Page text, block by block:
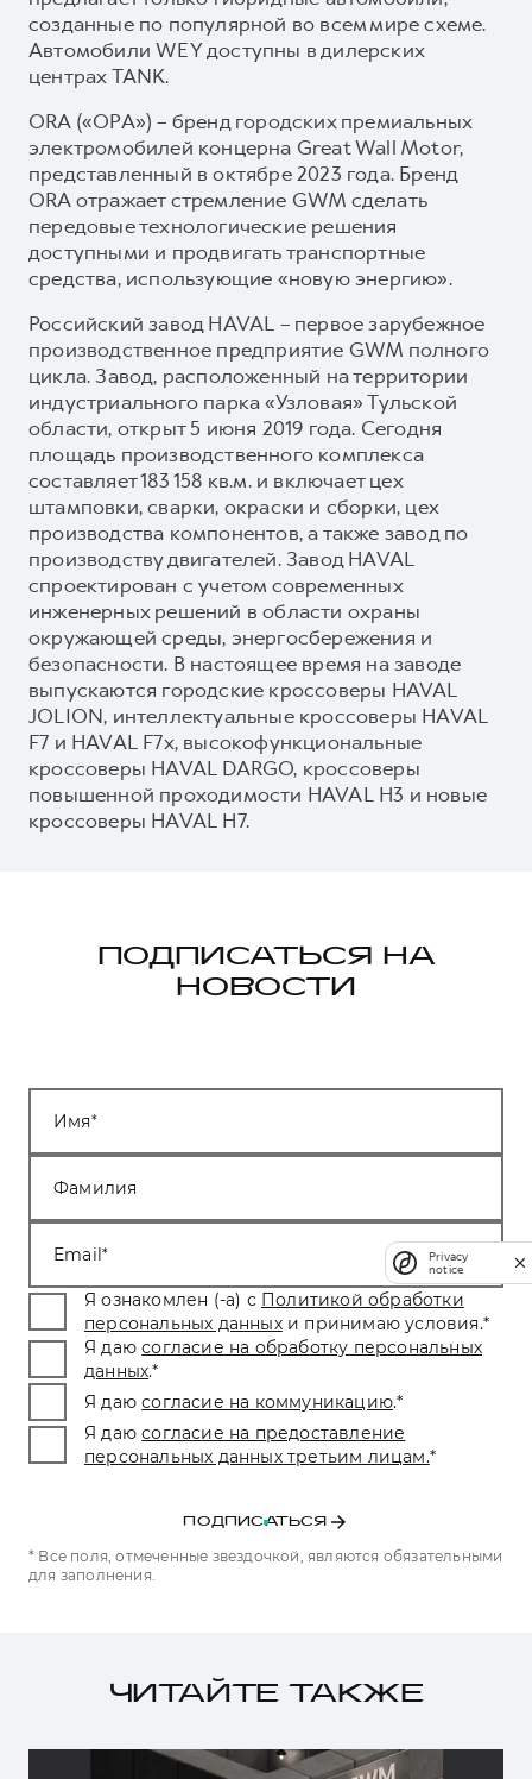
созданные по популярной во всем мире схеме.
Автомобили WEY доступны в дилерских
центрах TANK.
ORA («ОРА») – бренд городских премиальных
электромобилей концерна Great Wall Motor,
представленный в октябре 2023 года. Бренд
ORA отражает стремление GWM сделать
передовые технологические решения
доступными и продвигать транспортные
средства, использующие «новую энергию».
Российский завод HAVAL – первое зарубежное
производственное предприятие GWM полного
цикла. Завод, расположенный на территории
индустриального парка «Узловая» Тульской
области, открыт 5 июня 2019 года. Сегодня
площадь производственного комплекса
составляет 183 158 кв.м. и включает цех
штамповки, сварки, окраски и сборки, цех
производства компонентов, а также завод по
производству двигателей. Завод HAVAL
спроектирован с учетом современных
инженерных решений в области охраны
окружающей среды, энергосбережения и
безопасности. В настоящее время на заводе
выпускаются городские кроссоверы HAVAL
JOLION, интеллектуальные кроссоверы HAVAL
F7 и HAVAL F7x, высокофункциональные
кроссоверы HAVAL DARGO, кроссоверы
повышенной проходимости HAVAL H3 и новые
кроссоверы HAVAL H7.
ПОДПИСАТЬСЯ НА
НОВОСТИ
Имя
Фамилия
Email
Я ознакомлен (-а) с Политикой обработки
персональных данных и принимаю условия.*
Я даю согласие на обработку персональных
данных.*
Я даю согласие на коммуникацию.*
Я даю согласие на предоставление
персональных данных третьим лицам.*
ПОДПИСАТЬСЯ
* Все поля, отмеченные звездочкой, являются обязательными
для заполнения.
ЧИТАЙТЕ ТАКЖЕ
Privacy
notice